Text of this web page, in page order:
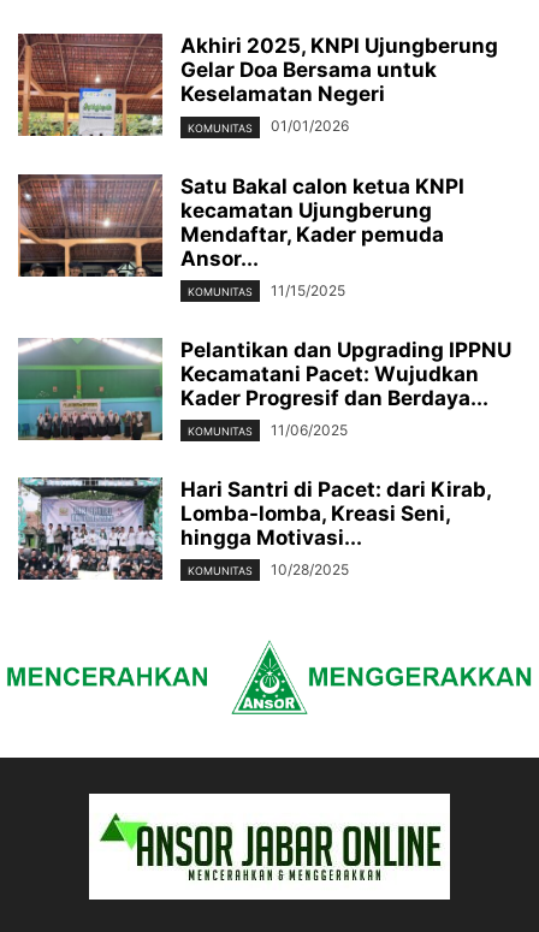
Akhiri 2025, KNPI Ujungberung
Gelar Doa Bersama untuk
Keselamatan Negeri
KOMUNITAS 01/01/2026
Satu Bakal calon ketua KNPI
kecamatan Ujungberung
Mendaftar, Kader pemuda
Ansor...
KOMUNITAS 11/15/2025
Pelantikan dan Upgrading IPPNU
Kecamatani Pacet: Wujudkan
Kader Progresif dan Berdaya...
KOMUNITAS 11/06/2025
Hari Santri di Pacet: dari Kirab,
Lomba-lomba, Kreasi Seni,
hingga Motivasi...
KOMUNITAS 10/28/2025